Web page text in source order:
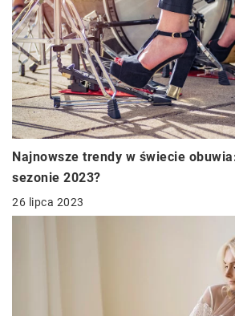
Najnowsze trendy w świecie
sezonie 2023?
26 lipca 2023